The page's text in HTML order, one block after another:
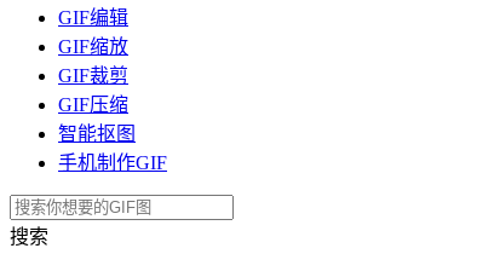
GIF编辑
GIF缩放
GIF裁剪
GIF压缩
智能抠图
手机制作GIF
搜索